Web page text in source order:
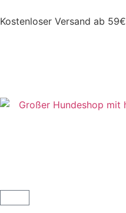
Kostenloser Versand ab 59€